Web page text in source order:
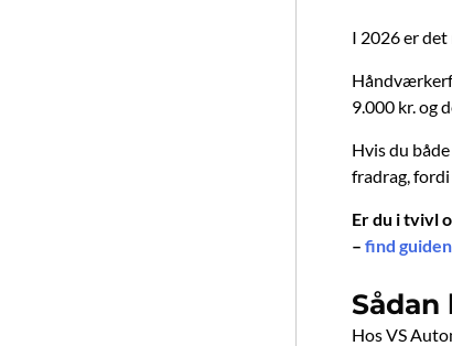
I 2026 er
9.000 kr. og
Hvis du
fradrag,
Er du i tvivl
–find
Hos VS